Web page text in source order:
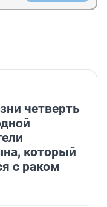
четверть
который
с раком